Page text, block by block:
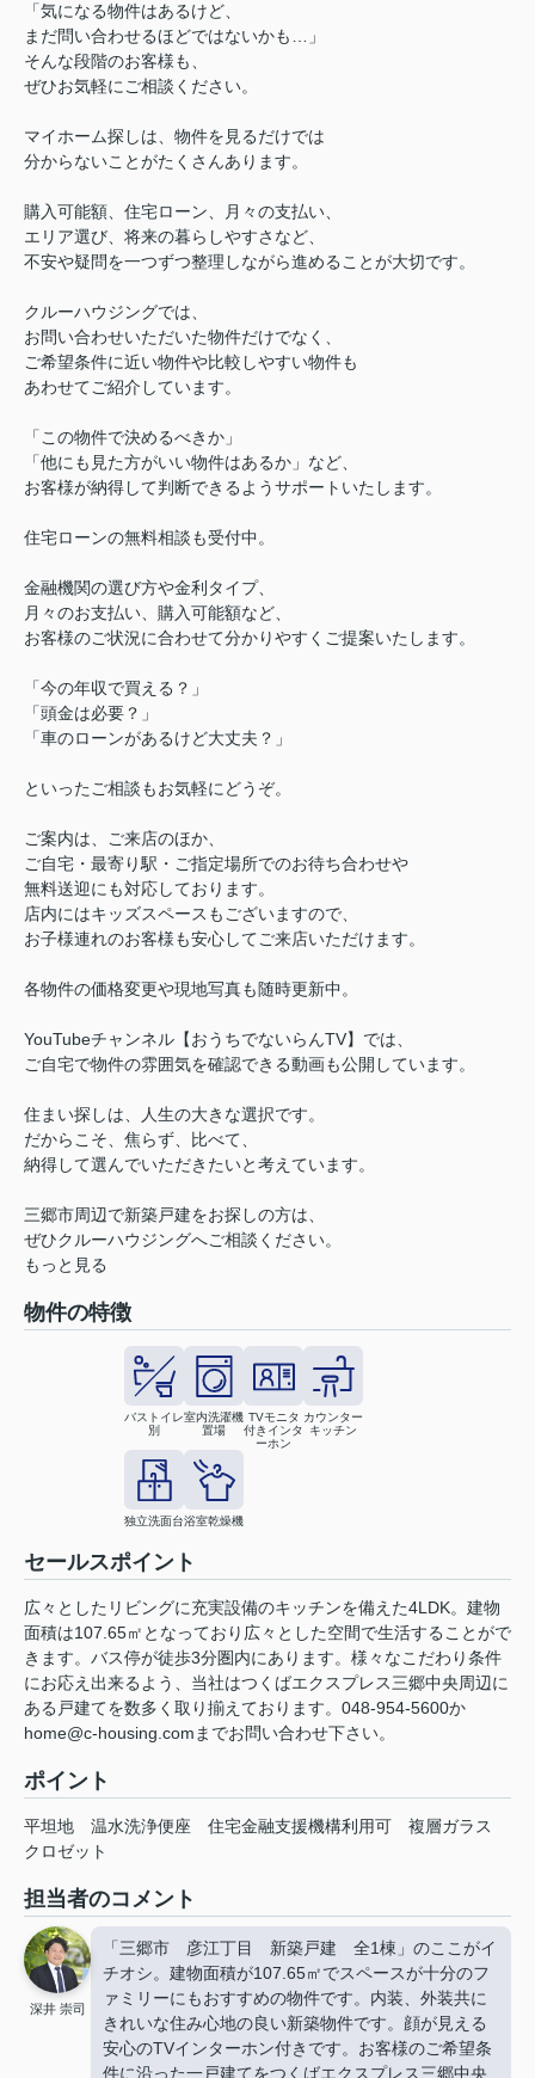
「気になる物件はあるけど、
まだ問い合わせるほどではないかも…」
そんな段階のお客様も、
ぜひお気軽にご相談ください。
マイホーム探しは、物件を見るだけでは
分からないことがたくさんあります。
購入可能額、住宅ローン、月々の支払い、
エリア選び、将来の暮らしやすさなど、
不安や疑問を一つずつ整理しながら進めることが大切です。
クルーハウジングでは、
お問い合わせいただいた物件だけでなく、
ご希望条件に近い物件や比較しやすい物件も
あわせてご紹介しています。
「この物件で決めるべきか」
「他にも見た方がいい物件はあるか」など、
お客様が納得して判断できるようサポートいたします。
住宅ローンの無料相談も受付中。
金融機関の選び方や金利タイプ、
月々のお支払い、購入可能額など、
お客様のご状況に合わせて分かりやすくご提案いたします。
「今の年収で買える？」
「頭金は必要？」
「車のローンがあるけど大丈夫？」
といったご相談もお気軽にどうぞ。
ご案内は、ご来店のほか、
ご自宅・最寄り駅・ご指定場所でのお待ち合わせや
無料送迎にも対応しております。
店内にはキッズスペースもございますので、
お子様連れのお客様も安心してご来店いただけます。
各物件の価格変更や現地写真も随時更新中。
YouTubeチャンネル【おうちでないらんTV】では、
ご自宅で物件の雰囲気を確認できる動画も公開しています。
住まい探しは、人生の大きな選択です。
だからこそ、焦らず、比べて、
納得して選んでいただきたいと考えています。
三郷市周辺で新築戸建をお探しの方は、
ぜひクルーハウジングへご相談ください。
もっと見る
物件の特徴
バストイレ
別
室内洗濯機
置場
TVモニタ
付きインタ
ーホン
カウンター
キッチン
独立洗面台浴室乾燥機
セールスポイント
広々としたリビングに充実設備のキッチンを備えた4LDK。建物
面積は107.65㎡となっており広々とした空間で生活することがで
きます。バス停が徒歩3分圏内にあります。様々なこだわり条件
にお応え出来るよう、当社はつくばエクスプレス三郷中央周辺に
ある戸建てを数多く取り揃えております。048-954-5600か
home@c-housing.comまでお問い合わせ下さい。
ポイント
平坦地 温水洗浄便座 住宅金融支援機構利用可
複層ガラス
クロゼット
担当者のコメント
深井 崇司
「三郷市 彦江丁目 新築戸建 全1棟」のここがイ
チオシ。建物面積が107.65㎡でスペースが十分のフ
ァミリーにもおすすめの物件です。内装、外装共に
きれいな住み心地の良い新築物件です。顔が見える
安心のTVインターホン付きです。お客様のご希望条
件に沿った一戸建てをつくばエクスプレス三郷中央